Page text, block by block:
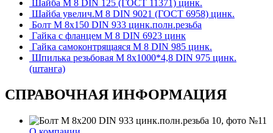
Шайба М 8 DIN 125 (ГОСТ 11371) цинк.
Шайба увелич.М 8 DIN 9021 (ГОСТ 6958) цинк.
Болт М 8х150 DIN 933 цинк.полн.резьба
Гайка с фланцем М 8 DIN 6923 цинк
Гайка самоконтрящаяся М 8 DIN 985 цинк.
Шпилька резьбовая М 8х1000*4,8 DIN 975 цинк.
(штанга)
СПРАВОЧНАЯ ИНФОРМАЦИЯ